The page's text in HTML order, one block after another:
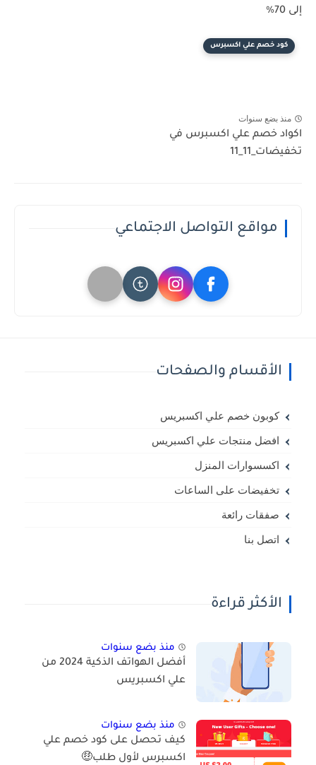
إلى 70%
كود خصم علي اكسبرس
منذ بضع سنوات
اكواد خصم علي اكسبرس في
تخفيضات_11_11
مواقع التواصل الاجتماعي
الأقسام والصفحات
كوبون خصم علي اكسبريس
افضل منتجات علي اكسبريس
اكسسوارات المنزل
تخفيضات على الساعات
صفقات رائعة
اتصل بنا
الأكثر قراءة
منذ بضع سنوات
أفضل الهواتف الذكية 2024 من
علي اكسبريس
منذ بضع سنوات
كيف تحصل على كود خصم علي
اكسبرس لأول طلب🤑